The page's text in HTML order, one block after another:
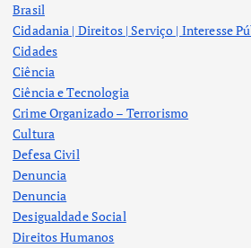
Brasil
Cidadania | Direitos | Serviço | Interesse
Cidades
Ciência
Ciência e Tecnologia
Crime Organizado – Terrorismo
Cultura
Defesa Civil
Denuncia
Denuncia
Desigualdade Social
Direitos Humanos